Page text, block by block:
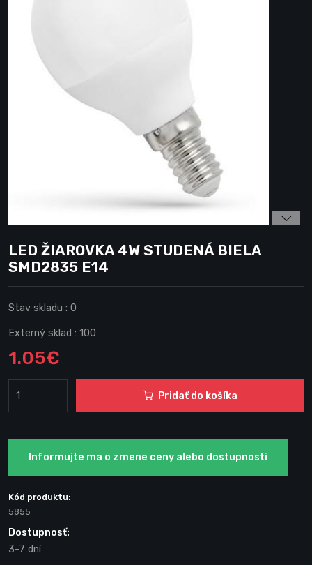
LED ŽIAROVKA 4W STUDENÁ BIELA
SMD2835 E14
Stav skladu : 0
Externý sklad : 100
1.05€
Pridať do košíka
Informujte ma o zmene ceny alebo dostupnosti
Kód produktu:
5855
Dostupnosť:
3-7 dní